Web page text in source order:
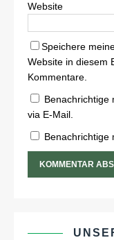
Website
Speichere
Website in diesem
Kommentare.
Benachrichtige
via E-Mail.
Benachrichtige